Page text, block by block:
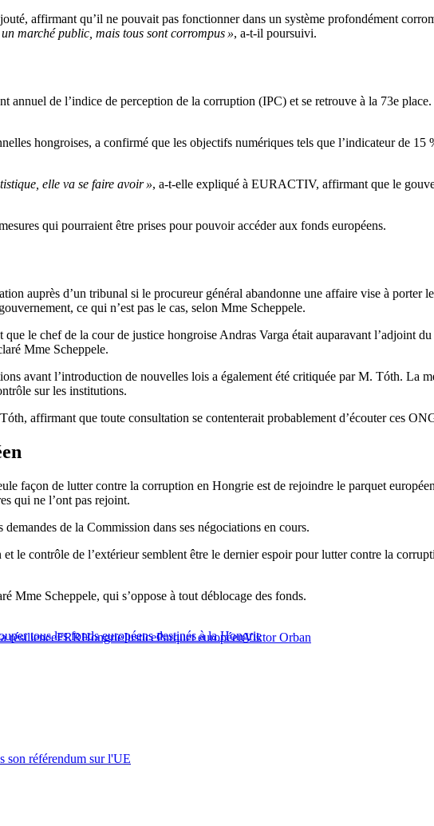
affirmant qu’il ne pouvait pas fonctionner dans un système profondément
marché public, mais tous sont corrompus », a-t-il poursuivi.
annuel de l’indice de perception de la corruption (IPC) et se retrouve à la 73e
hongroises, a confirmé que les objectifs numériques tels que l’indicateur de 15
elle va se faire avoir », a-t-elle expliqué à EURACTIV, affirmant que le
qui pourraient être prises pour pouvoir accéder aux fonds européens.
auprès d’un tribunal si le procureur général abandonne une affaire vise à porter
ce qui n’est pas le cas, selon Mme Scheppele.
le chef de la cour de justice hongroise Andras Varga était auparavant l’adjoint
Mme Scheppele.
avant l’introduction de nouvelles lois a également été critiquée par M. Tóth. La
sur les institutions.
affirmant que toute consultation se contenterait probablement d’écouter ces
façon de lutter contre la corruption en Hongrie est de rejoindre le parquet
qui ne l’ont pas rejoint.
de la Commission dans ses négociations en cours.
le contrôle de l’extérieur semblent être le dernier espoir pour lutter contre la
Mme Scheppele, qui s’oppose à tout déblocage des fonds.
tous les fonds européens destinés à la Hongrie
résilienceFRRHongrieJusticeParquet européenViktor Orban
son référendum sur l'UE